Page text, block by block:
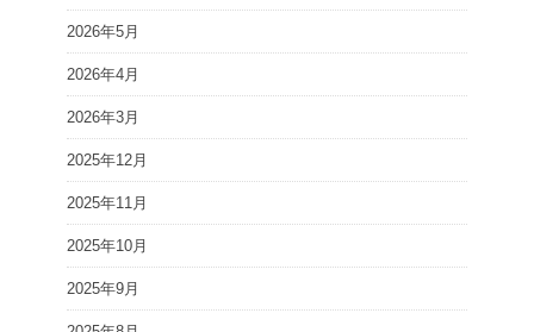
2026年5月
2026年4月
2026年3月
2025年12月
2025年11月
2025年10月
2025年9月